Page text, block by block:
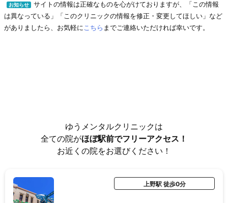
お知らせ
サイトの情報は正確なものを心がけておりますが、「この情報
は異なっている」「このクリニックの情報を修正・変更してほしい」など
がありましたら、お気軽にこちら までご連絡いただければ幸いです。
ゆうメンタルクリニックは
全ての院がほぼ駅前でフリーアクセス！
お近くの院をお選びください！
上野駅 徒歩0分